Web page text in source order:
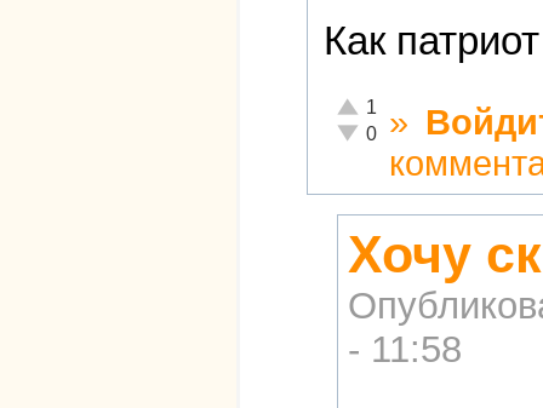
Как
Отлично!
1
Неадекватно!
0 »
Хочу
- 11:58